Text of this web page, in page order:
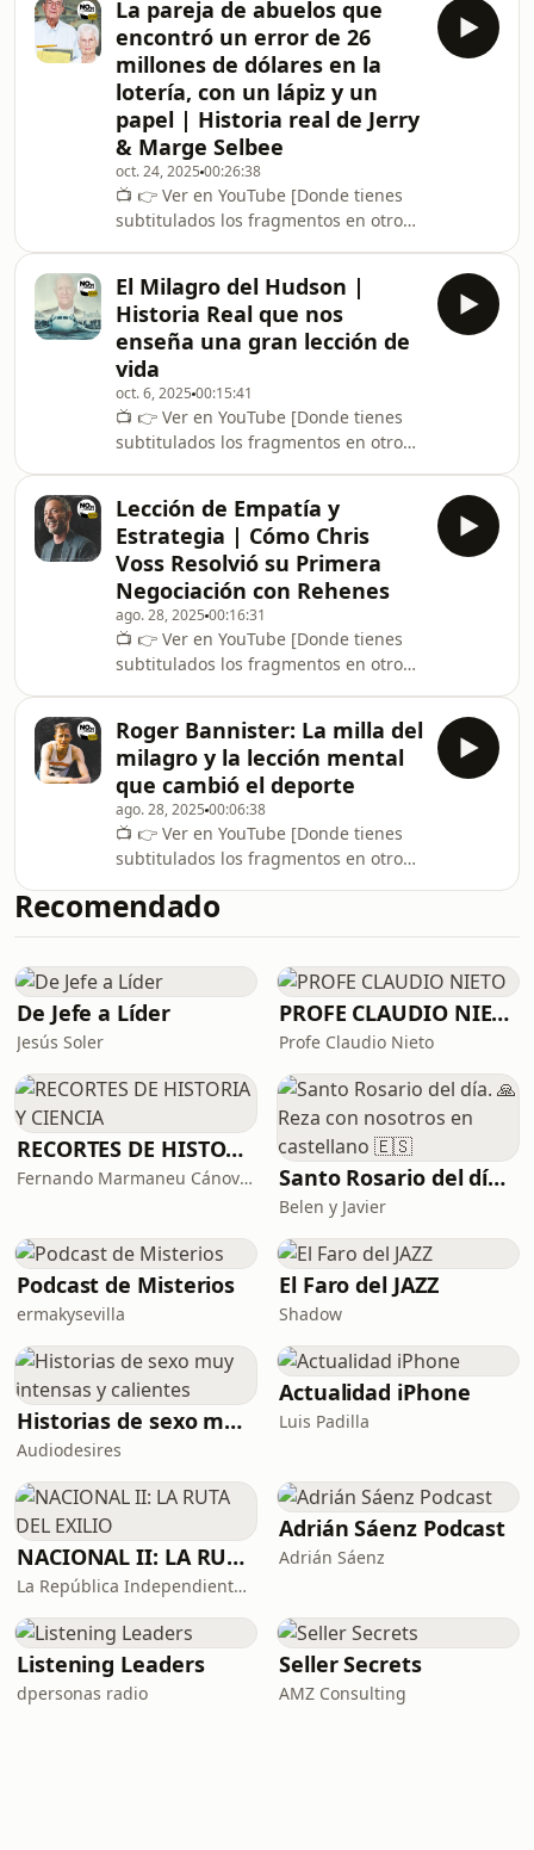
matemático del siglo (Uno de los 7
problemas del milenio) y luego
decidió rechazar el reconocimiento y
el dinero. Perelman , famoso en el
mundo de las matemáticas, no quiso
la fama, no aceptó el mayor premio
de su campo (la Medalla Fields) y un
cheque a su nom
La pareja de abuelos que
encontró un error de 26
millones de dólares en la
lotería, con un lápiz y un
papel | Historia real de Jerry
& Marge Selbee
oct. 24, 2025 00:26:38
📺 👉 ⁠Ver en YouTube [Donde tienes
subtitulados los fragmentos en otros
abuelos que descubrió una grieta
matemática en la lotería estatal.Con
solo lápiz y papel, lograron ganar 26
millones de dólares… y compartieron
el secreto con todo su pueblo.Una
historia sobre inteligencia, paciencia
y comunidad, que demuestra que a
veces
El Milagro del Hudson |
Historia Real que nos
enseña una gran lección de
vida
oct. 6, 2025 00:15:41
📺 👉 ⁠⁠Ver en YouTube⁠ [Donde tienes
subtitulados los fragmentos en otros
del Hudson&quot;, pero el aterrizaje
fue solo el inicio de la batalla más
difícil. ✈️ En este episodio,
recordamos el conflicto real que
enfrentó: su instinto y experiencia
contra los intereses burocráticos y
seguir el protocolo al pie de la letra.
¿Fu
Lección de Empatía y
Estrategia | Cómo Chris
Voss Resolvió su Primera
Negociación con Rehenes
ago. 28, 2025 00:16:31
📺 👉 ⁠⁠Ver en YouTube⁠ [Donde tienes
subtitulados los fragmentos en otros
de Chris Voss, negociando con los
atracadores del Chase Manhattan
Bank de Brooklyn en 1993. Descubre
cómo la empatía y la estrategia
marcaron la diferencia y qué
aprendizajes podemos aplicar en
nuestra vida y en nuestras
negociaciones.🔔 Mira la histori
Roger Bannister: La milla del
milagro y la lección mental
que cambió el deporte
ago. 28, 2025 00:06:38
📺 👉 ⁠⁠Ver en YouTube⁠ [Donde tienes
subtitulados los fragmentos en otros
reales que inspiran y nos recuerdan
que a veces se puede lograr lo
y acompáñanos en este
viaje.⁠https://www.youtube.com/@noesposible?
sub_confirmation=1⁠En 1954, en la
Bannister hizo lo que parecía
Recomendado
De Jefe a Líder
Jesús Soler
PROFE CLAUDIO NIETO
Profe Claudio Nieto
RECORTES DE HISTORIA Y CIENCIA
Fernando Marmaneu Cánovas Santo Rosario del día. 🙏 Reza con nosotros en castellano 🇪🇸
Belen y Javier
Podcast de Misterios
ermakysevilla
El Faro del JAZZ
Shadow
Historias de sexo muy intensas y calientes
Audiodesires
Actualidad iPhone
Luis Padilla
NACIONAL II: LA RUTA DEL EXILIO
La República Independiente de la Radio
Adrián Sáenz Podcast
Adrián Sáenz
Listening Leaders
dpersonas radio
Seller Secrets
AMZ Consulting